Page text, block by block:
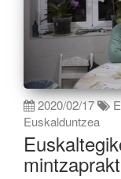
2020/02/17
Euskalduntzea